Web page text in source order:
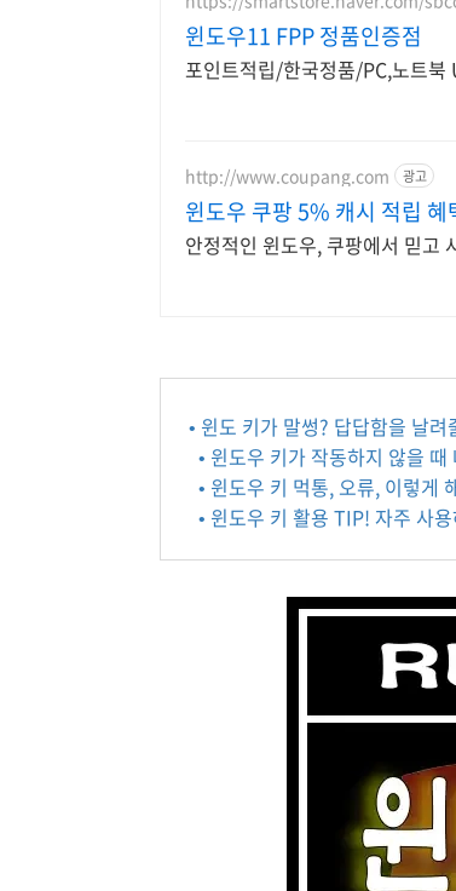
윈도우11 FPP 정품인증점
포인트적립/한국정품/PC,노트
http://www.coupang.com 광고
윈도우 쿠팡 5% 캐시 적립 혜
안정적인 윈도우, 쿠팡에서 믿고
• 윈도 키가 말썽? 답답함을 날
• 윈도우 키가 작동하지 않을
• 윈도우 키 먹통, 오류, 이렇게
• 윈도우 키 활용 TIP! 자주 사